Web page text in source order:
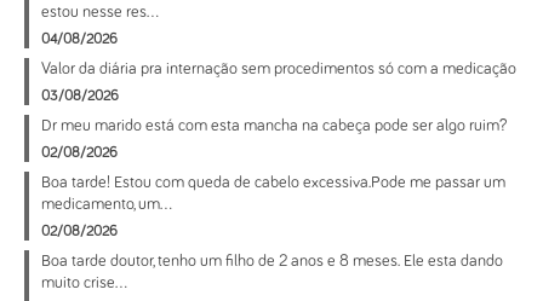
estou nesse res...
04/08/2026
Valor da diária pra internação sem procedimentos só com a medicação
03/08/2026
Dr meu marido está com esta mancha na cabeça pode ser algo ruim?
02/08/2026
Boa tarde! Estou com queda de cabelo excessiva.Pode me passar um
medicamento, um...
02/08/2026
Boa tarde doutor, tenho um filho de 2 anos e 8 meses. Ele esta dando
muito crise...